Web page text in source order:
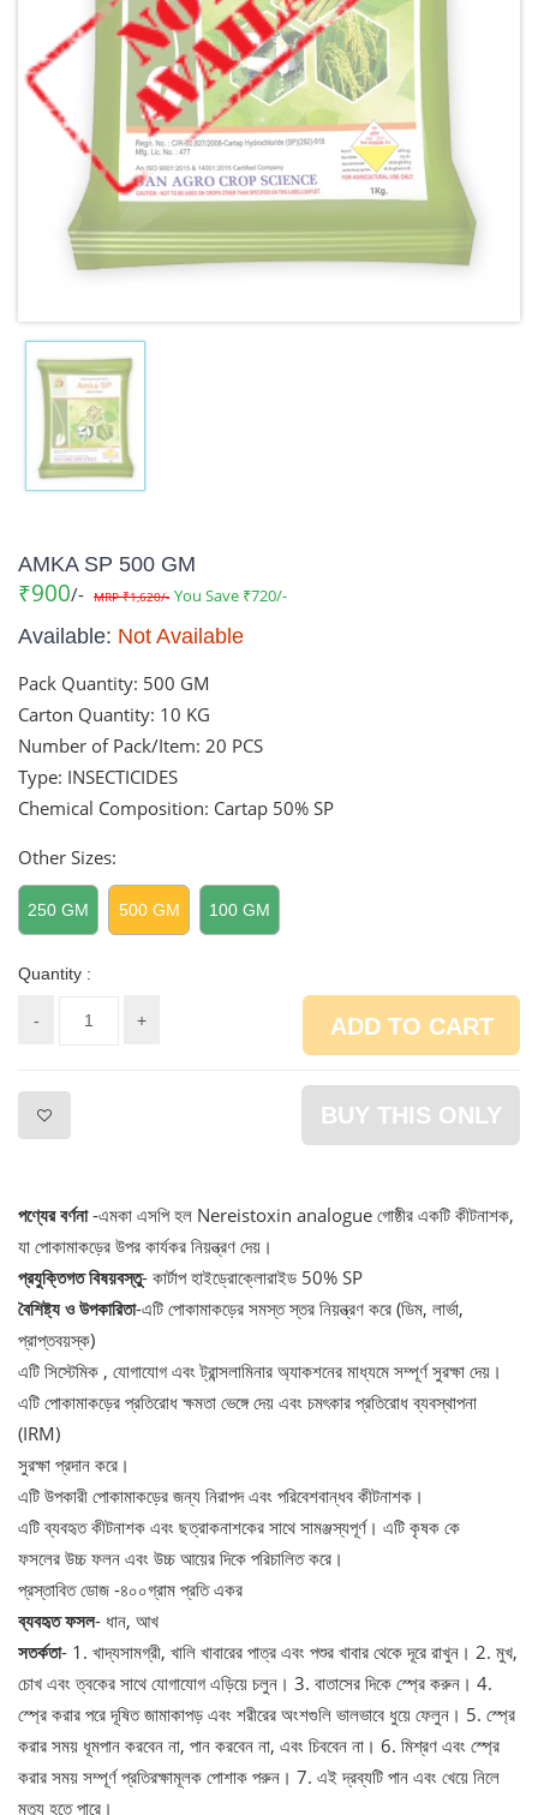
AMKA SP 500 GM
₹900/- MRP ₹1,620/- You Save ₹720/-
Available: Not Available
Pack Quantity: 500 GM
Carton Quantity: 10 KG
Number of Pack/Item: 20 PCS
Type: INSECTICIDES
Chemical Composition: Cartap 50% SP
Other Sizes:
250 GM 500 GM 100 GM
Quantity :
- + ADD TO CART
BUY THIS ONLY
পণ্যের বর্ণনা-এমকা এসপি হল Nereistoxin analogue গোষ্ঠীর একটি কীটনাশক,
যা পোকামাকড়ের উপর কার্যকর নিয়ন্ত্রণ দেয়।
প্রযুক্তিগত বিষয়বস্তু- কার্টাপ হাইড্রোক্লোরাইড 50% SP
বৈশিষ্ট্য ও উপকারিতা-এটি পোকামাকড়ের সমস্ত স্তর নিয়ন্ত্রণ করে (ডিম, লার্ভা,
প্রাপ্তবয়স্ক)
এটি সিস্টেমিক , যোগাযোগ এবং ট্রান্সলামিনার অ্যাকশনের মাধ্যমে সম্পূর্ণ সুরক্ষা দেয়।
এটি পোকামাকড়ের প্রতিরোধ ক্ষমতা ভেঙ্গে দেয় এবং চমৎকার প্রতিরোধ ব্যবস্থাপনা
(IRM)
সুরক্ষা প্রদান করে।
এটি উপকারী পোকামাকড়ের জন্য নিরাপদ এবং পরিবেশবান্ধব কীটনাশক।
এটি ব্যবহৃত কীটনাশক এবং ছত্রাকনাশকের সাথে সামঞ্জস্যপূর্ণ। এটি কৃষক কে
ফসলের উচ্চ ফলন এবং উচ্চ আয়ের দিকে পরিচালিত করে।
প্রস্তাবিত ডোজ -৪০০গ্রাম প্রতি একর
ব্যবহৃত ফসল- ধান, আখ
সতর্কতা- 1. খাদ্যসামগ্রী, খালি খাবারের পাত্র এবং পশুর খাবার থেকে দূরে রাখুন। 2. মুখ,
চোখ এবং ত্বকের সাথে যোগাযোগ এড়িয়ে চলুন। 3. বাতাসের দিকে স্প্রে করুন। 4.
স্প্রে করার পরে দূষিত জামাকাপড় এবং শরীরের অংশগুলি ভালভাবে ধুয়ে ফেলুন। 5. স্প্রে
করার সময় ধূমপান করবেন না, পান করবেন না, এবং চিববেন না। 6. মিশ্রণ এবং স্প্রে
করার সময় সম্পূর্ণ প্রতিরক্ষামূলক পোশাক পরুন। 7. এই দ্রব্যটি পান এবং খেয়ে নিলে
মৃত্যু হতে পারে।